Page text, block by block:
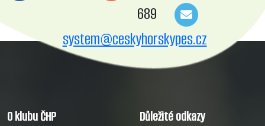
689
system@ceskyhorskypes.cz
O klubu ČHP Důležité odkazy